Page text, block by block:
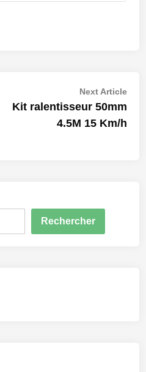
Next ArticleNext
Kit ralentisseur 50mm
4.5M 15 Km/h
Rechercher